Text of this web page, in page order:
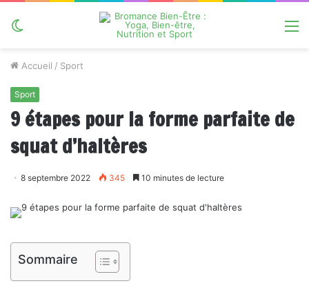
Accueil / Sport
Sport
9 étapes pour la forme parfaite de
squat d’haltères
8 septembre 2022 345 10 minutes de lecture
Sommaire